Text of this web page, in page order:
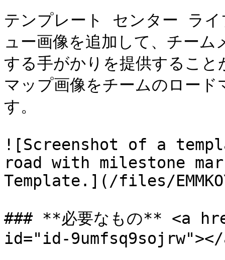
テンプレート センター ライ
ュー画像を追加して、チー
する手がかりを提供するこ
マップ画像をチームのロー
す。
![Screenshot of a
road with milestone
Template.](/files/
### **必要なもの** <a
id="id-9umfsq9sojrw"></